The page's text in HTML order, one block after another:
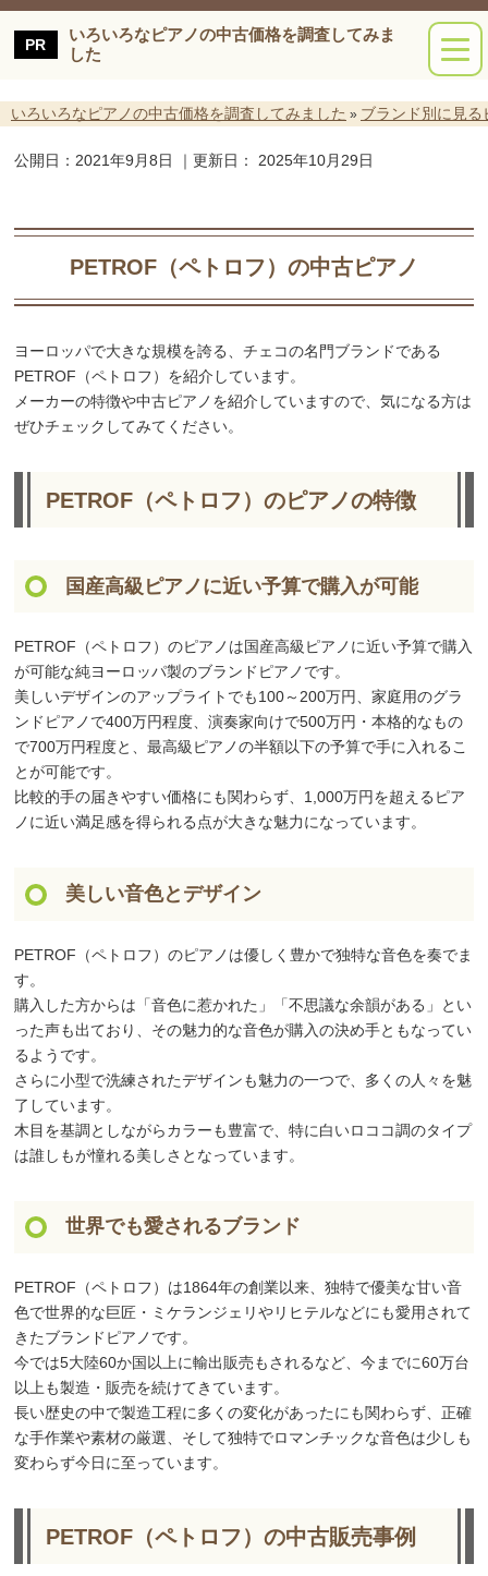
いろいろなピアノの中古価格を調査してみま
した
いろいろなピアノの中古価格を調査してみました » ブランド別に見
公開日： 2021年9月8日 ｜更新日： 2025年10月29日
PETROF（ペトロフ）の中古ピアノ
ヨーロッパで大きな規模を誇る、チェコの名門ブランドである
PETROF（ペトロフ）を紹介しています。
メーカーの特徴や中古ピアノを紹介していますので、気になる方は
ぜひチェックしてみてください。
PETROF（ペトロフ）のピアノの特徴
国産高級ピアノに近い予算で購入が可能
PETROF（ペトロフ）のピアノは国産高級ピアノに近い予算で購入
が可能な純ヨーロッパ製のブランドピアノです。
美しいデザインのアップライトでも100～200万円、家庭用のグラ
ンドピアノで400万円程度、演奏家向けで500万円・本格的なもの
で700万円程度と、最高級ピアノの半額以下の予算で手に入れるこ
とが可能です。
比較的手の届きやすい価格にも関わらず、1,000万円を超えるピア
ノに近い満足感を得られる点が大きな魅力になっています。
美しい音色とデザイン
PETROF（ペトロフ）のピアノは優しく豊かで独特な音色を奏でま
す。
購入した方からは「音色に惹かれた」「不思議な余韻がある」とい
った声も出ており、その魅力的な音色が購入の決め手ともなってい
るようです。
さらに小型で洗練されたデザインも魅力の一つで、多くの人々を魅
了しています。
木目を基調としながらカラーも豊富で、特に白いロココ調のタイプ
は誰しもが憧れる美しさとなっています。
世界でも愛されるブランド
PETROF（ペトロフ）は1864年の創業以来、独特で優美な甘い音
色で世界的な巨匠・ミケランジェリやリヒテルなどにも愛用されて
きたブランドピアノです。
今では5大陸60か国以上に輸出販売もされるなど、今までに60万台
以上も製造・販売を続けてきています。
長い歴史の中で製造工程に多くの変化があったにも関わらず、正確
な手作業や素材の厳選、そして独特でロマンチックな音色は少しも
変わらず今日に至っています。
PETROF（ペトロフ）の中古販売事例